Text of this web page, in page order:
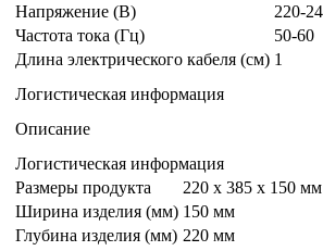
Напряжение (В)
220-
Частота тока (Гц)
50-60
Длина электрического кабеля (см) 1
Логистическая информация
Описание
Логистическая информация
Размеры продукта
220 x 385 x 150 мм
Ширина изделия (мм) 150 мм
Глубина изделия (мм) 220 мм